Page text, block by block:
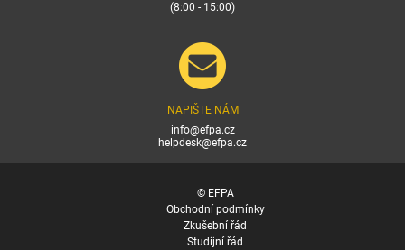
(8:00 - 15:00)
NAPIŠTE NÁM
info@efpa.cz
helpdesk@efpa.cz
© EFPA
Obchodní podmínky
Zkušební řád
Studijní řád